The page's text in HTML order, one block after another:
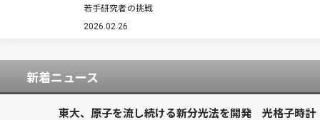
メント数，横軸は距離，画像の色は瞬時位相を示
している。図3（b）は，RAWデータをPIXART-Σ
若手研究者の挑戦
2026.02.26
新着ニュース
東大、原子を流し続ける新分光法を開発 光格子時計